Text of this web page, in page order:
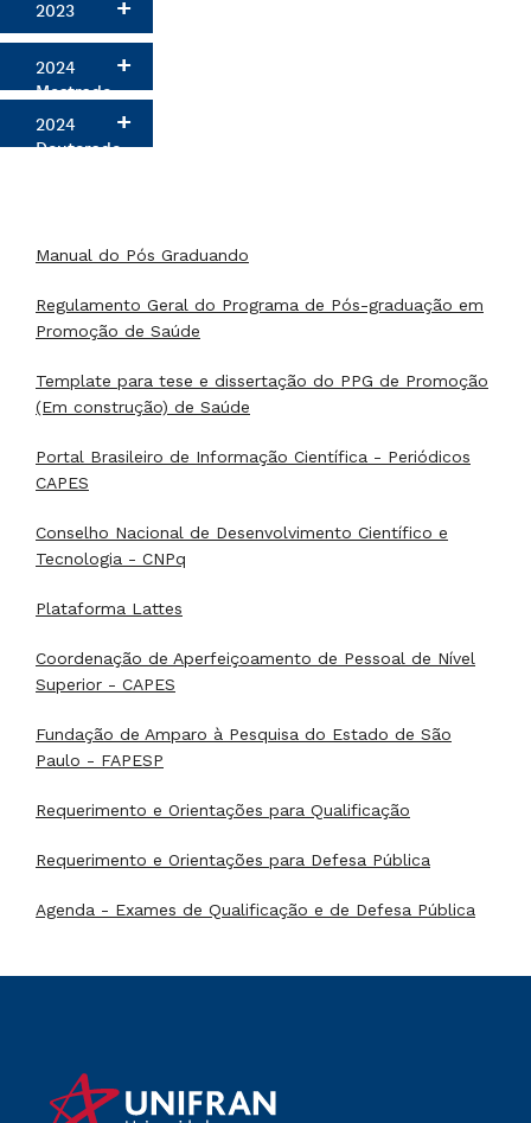
2023
2024
Mestrado
2024
Doutorado
Manual do Pós Graduando
Regulamento Geral do Programa de Pós-graduação em
Promoção de Saúde
Template para tese e dissertação do PPG de Promoção
(Em construção) de Saúde
Portal Brasileiro de Informação Científica - Periódicos
CAPES
Conselho Nacional de Desenvolvimento Científico e
Tecnologia - CNPq
Plataforma Lattes
Coordenação de Aperfeiçoamento de Pessoal de Nível
Superior - CAPES
Fundação de Amparo à Pesquisa do Estado de São
Paulo - FAPESP
Requerimento e Orientações para Qualificação
Requerimento e Orientações para Defesa Pública
Agenda - Exames de Qualificação e de Defesa Pública